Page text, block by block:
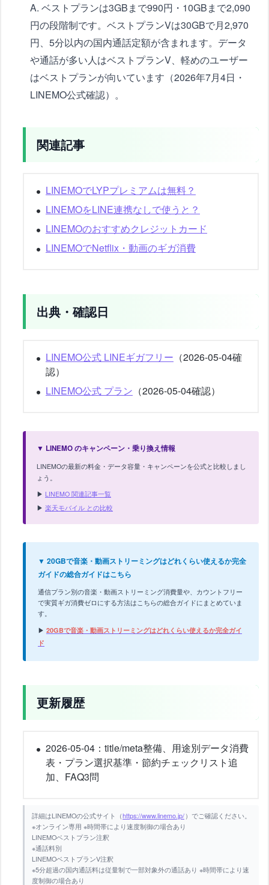
A. ベストプランは3GBまで990円・10GBまで2,090
円の段階制です。ベストプランVは30GBで月2,970
円、5分以内の国内通話定額が含まれます。データ
や通話が多い人はベストプランV、軽めのユーザー
はベストプランが向いています（2026年7月4日・
LINEMO公式確認）。
関連記事
LINEMOでLYPプレミアムは無料？
LINEMOをLINE連携なしで使うと？
LINEMOのおすすめクレジットカード
LINEMOでNetflix・動画のギガ消費
出典・確認日
LINEMO公式 LINEギガフリー （2026-05-04確
認）
LINEMO公式 プラン （2026-05-04確認）
▼ LINEMO のキャンペーン・乗り換え情報
LINEMOの最新の料金・データ容量・キャンペーンを公式と比較しまし
ょう。
▶ LINEMO 関連記事一覧
▶ 楽天モバイル との比較
▼ 20GBで音楽・動画ストリーミングはどれくらい使えるか完全
ガイドの総合ガイドはこちら
通信プラン別の音楽・動画ストリーミング消費量や、カウントフリー
で実質ギガ消費ゼロにする方法はこちらの総合ガイドにまとめていま
す。
▶ 20GBで音楽・動画ストリーミングはどれくらい使えるか完全ガイ
ド
更新履歴
2026-05-04：title/meta整備、用途別データ消費
表・プラン選択基準・節約チェックリスト追
加、FAQ3問
詳細はLINEMOの公式サイト（https://www.linemo.jp/）でご確認ください。
※オンライン専用 ※時間帯により速度制御の場合あり
LINEMOベストプラン注釈
※通話料別
LINEMOベストプランV注釈
※5分超過の国内通話料は従量制で一部対象外の通話あり ※時間帯により速
度制御の場合あり